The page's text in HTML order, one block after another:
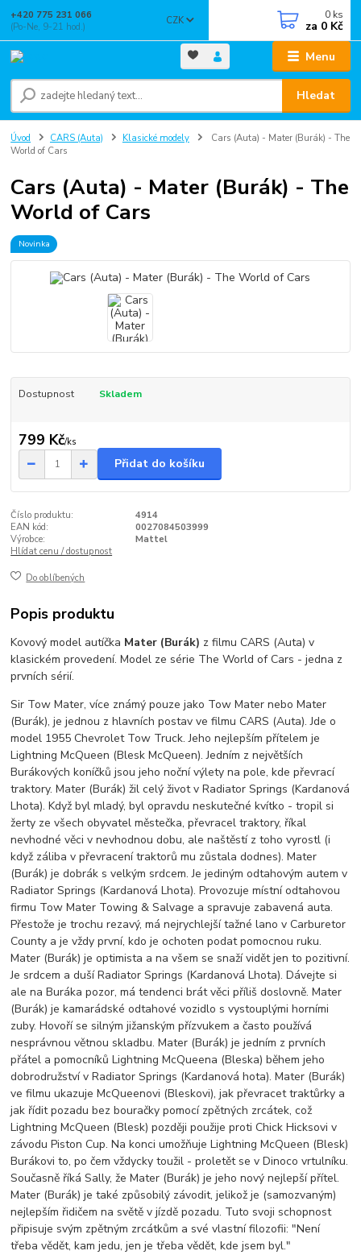
Menu
CZK
Hledat
+420 775 231 066
(Po-Ne, 9-21 hod.)
0 ks
za 0 Kč
Úvod CARS (Auta) Klasické modely
Cars (Auta) - Mater (Burák) - The
World of Cars
Cars (Auta) - Mater (Burák) - The
World of Cars
Novinka
Dostupnost Skladem
799 Kč/ks
Přidat do košíku
Číslo produktu:
4914
EAN kód:
0027084503999
Výrobce:
Mattel
Hlídat cenu / dostupnost
Do oblíbených
Popis produktu
Kovový model autíčka Mater (Burák) z filmu CARS (Auta) v
klasickém provedení. Model ze série The World of Cars - jedna z
prvních sérií.
Sir Tow Mater, více známý pouze jako Tow Mater nebo Mater
(Burák), je jednou z hlavních postav ve filmu CARS (Auta). Jde o
model 1955 Chevrolet Tow Truck. Jeho nejlepším přítelem je
Lightning McQueen (Blesk McQueen). Jedním z největších
Burákových koníčků jsou jeho noční výlety na pole, kde převrací
traktory. Mater (Burák) žil celý život v Radiator Springs (Kardanová
Lhota). Když byl mladý, byl opravdu neskutečné kvítko - tropil si
žerty ze všech obyvatel městečka, převracel traktory, říkal
nevhodné věci v nevhodnou dobu, ale naštěstí z toho vyrostl (i
když záliba v převracení traktorů mu zůstala dodnes). Mater
(Burák) je dobrák s velkým srdcem. Je jediným odtahovým autem v
Radiator Springs (Kardanová Lhota). Provozuje místní odtahovou
firmu Tow Mater Towing & Salvage a spravuje zabavená auta.
Přestože je trochu rezavý, má nejrychlejší tažné lano v Carburetor
County a je vždy první, kdo je ochoten podat pomocnou ruku.
Mater (Burák) je optimista a na všem se snaží vidět jen to pozitivní.
Je srdcem a duší Radiator Springs (Kardanová Lhota). Dávejte si
ale na Buráka pozor, má tendenci brát věci příliš doslovně. Mater
(Burák) je kamarádské odtahové vozidlo s vystouplými horními
zuby. Hovoří se silným jižanským přízvukem a často používá
nesprávnou větnou skladbu. Mater (Burák) je jedním z prvních
přátel a pomocníků Lightning McQueena (Bleska) během jeho
dobrodružství v Radiator Springs (Kardanová hota). Mater (Burák)
ve filmu ukazuje McQueenovi (Bleskovi), jak převracet traktůrky a
jak řídit pozadu bez bouračky pomocí zpětných zrcátek, což
Lightning McQueen (Blesk) později použije proti Chick Hicksovi v
závodu Piston Cup. Na konci umožňuje Lightning McQueen (Blesk)
Burákovi to, po čem vždycky toužil - proletět se v Dinoco vrtulníku.
Současně říká Sally, že Mater (Burák) je jeho nový nejlepší přítel.
Mater (Burák) je také způsobilý závodit, jelikož je (samozvaným)
nejlepším řidičem na světě v jízdě pozadu. Tuto svoji schopnost
připisuje svým zpětným zrcátkům a své vlastní filozofii: "Není
třeba vědět, kam jedu, jen je třeba vědět, kde jsem byl."